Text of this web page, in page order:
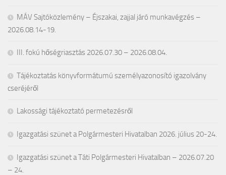
MÁV Sajtóközlemény – Éjszakai, zajjal járó munkavégzés –
2026.08.14-19.
III. fokú hőségriasztás 2026.07.30 – 2026.08.04.
Tájékoztatás könyvformátumú személyazonosító igazolvány
cseréjéről
Lakossági tájékoztató permetezésről
Igazgatási szünet a Polgármesteri Hivatalban 2026. július 20-24.
Igazgatási szünet a Táti Polgármesteri Hivatalban – 2026.07.20
– 24.